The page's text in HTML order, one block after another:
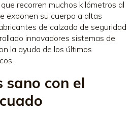
recorren muchos kilómetros al
exponen su cuerpo a altas
de calzado de seguridad
innovadores sistemas de
la ayuda de los últimos
con el